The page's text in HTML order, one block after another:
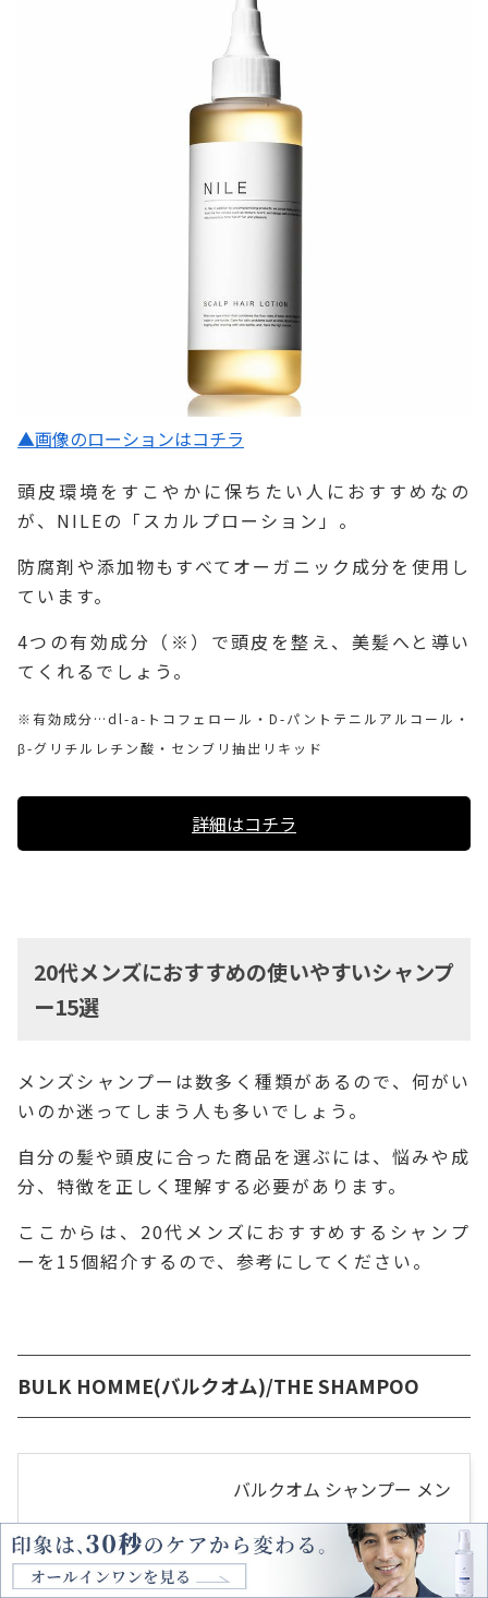
▲画像のローションはコチラ
頭皮環境をすこやかに保ちたい人におすすめなの
が、NILEの「スカルプローション」。
防腐剤や添加物もすべてオーガニック成分を使用し
ています。
4つの有効成分（※）で頭皮を整え、美髪へと導い
てくれるでしょう。
※有効成分…dl-a-トコフェロール・D-パントテニルアルコール・
β-グリチルレチン酸・センブリ抽出リキッド
詳細はコチラ
20代メンズにおすすめの使いやすいシャンプ
ー15選
メンズシャンプーは数多く種類があるので、何がい
いのか迷ってしまう人も多いでしょう。
自分の髪や頭皮に合った商品を選ぶには、悩みや成
分、特徴を正しく理解する必要があります。
ここからは、20代メンズにおすすめするシャンプ
ーを15個紹介するので、参考にしてください。
BULK HOMME(バルクオム)/THE SHAMPOO
バルクオム シャンプー メン
ズ 200g